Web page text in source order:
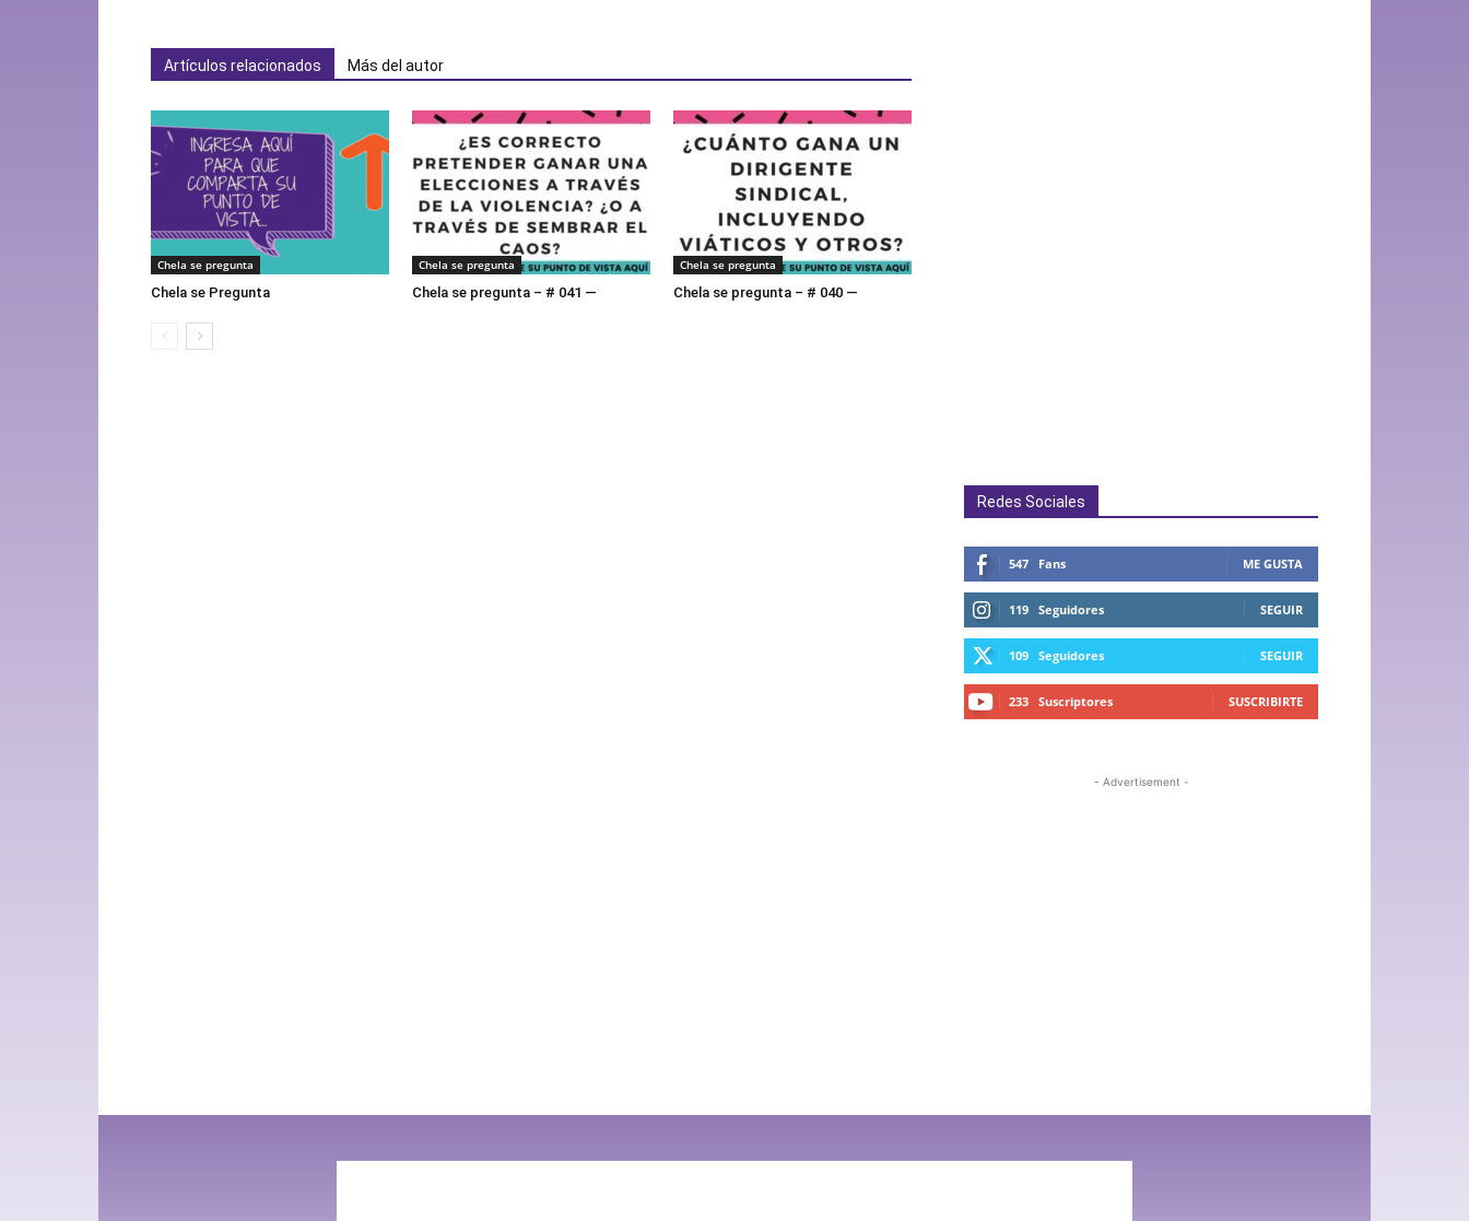
Artículos relacionados Más del autor
Chela se pregunta
Chela se Pregunta
Chela se pregunta
Chela se pregunta – # 041 —
Chela se pregunta
Chela se pregunta – # 040 —
Redes Sociales
547 Fans ME GUSTA
119 Seguidores SEGUIR
109 Seguidores SEGUIR
233 Suscriptores SUSCRIBIRTE
- Advertisement -